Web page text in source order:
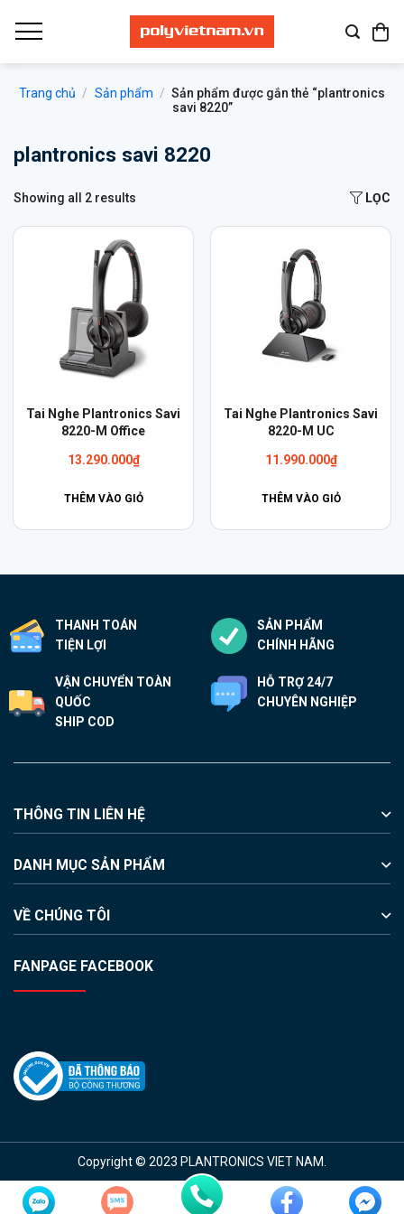
qua
Trang chủ / Sản phẩm / Sản phẩm được gắn thẻ “plantronics
savi 8220”
plantronics savi 8220
Showing all 2 results LỌC
Tai Nghe Plantronics Savi
8220-M Office
13.290.000₫
THÊM VÀO GIỎ
Tai Nghe Plantronics Savi
8220-M UC
11.990.000₫
THÊM VÀO GIỎ
THANH TOÁN
TIỆN LỢI
SẢN PHẨM
CHÍNH HÃNG
VẬN CHUYỂN TOÀN
QUỐC
SHIP COD
HỖ TRỢ 24/7
CHUYÊN NGHIỆP
THÔNG TIN LIÊN HỆ
DANH MỤC SẢN PHẨM
VỀ CHÚNG TÔI
FANPAGE FACEBOOK
Copyright © 2023 PLANTRONICS VIET NAM.